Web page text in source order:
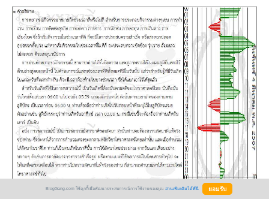
BlogGang.com ใช้คุกกี้เพื่อพัฒนาประสบการณ์การใช้งานของคุณ อ่านเพิ่มเติมได้ที่นี่